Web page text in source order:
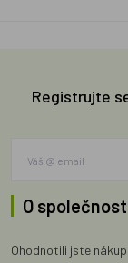
Registrujte
O
Ohodnotili jste nákup